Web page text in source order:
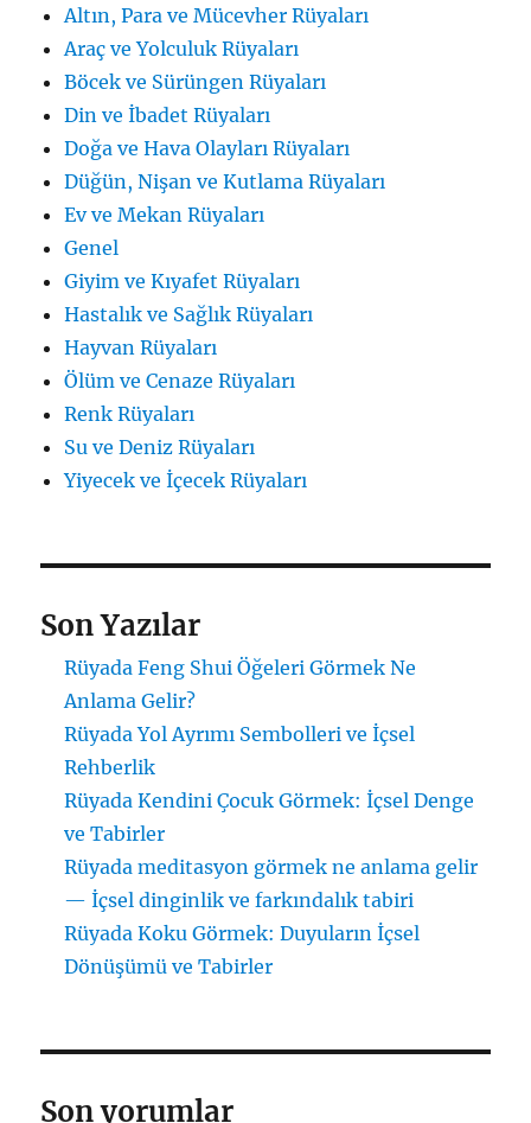
Altın, Para ve Mücevher Rüyaları
Araç ve Yolculuk Rüyaları
Böcek ve Sürüngen Rüyaları
Din ve İbadet Rüyaları
Doğa ve Hava Olayları Rüyaları
Düğün, Nişan ve Kutlama Rüyaları
Ev ve Mekan Rüyaları
Genel
Giyim ve Kıyafet Rüyaları
Hastalık ve Sağlık Rüyaları
Hayvan Rüyaları
Ölüm ve Cenaze Rüyaları
Renk Rüyaları
Su ve Deniz Rüyaları
Yiyecek ve İçecek Rüyaları
Son Yazılar
Rüyada Feng Shui Öğeleri Görmek Ne
Anlama Gelir?
Rüyada Yol Ayrımı Sembolleri ve İçsel
Rehberlik
Rüyada Kendini Çocuk Görmek: İçsel Denge
ve Tabirler
Rüyada meditasyon görmek ne anlama gelir
— İçsel dinginlik ve farkındalık tabiri
Rüyada Koku Görmek: Duyuların İçsel
Dönüşümü ve Tabirler
Son yorumlar